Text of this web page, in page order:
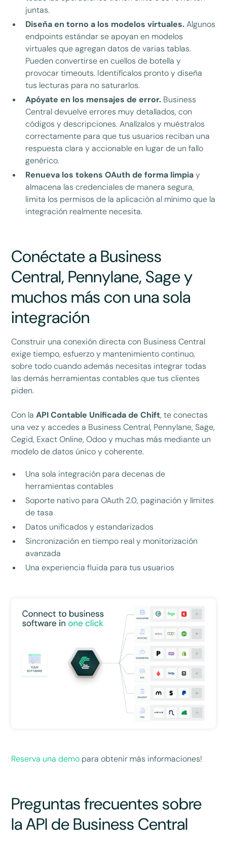
juntas.
Diseña en torno a los modelos virtuales.Algunos
endpoints estándar se apoyan en modelos
virtuales que agregan datos de varias tablas.
Pueden convertirse en cuellos de botella y
provocar timeouts. Identifícalos pronto y diseña
tus lecturas para no saturarlos.
Apóyate en los mensajes de error. Business
Central devuelve errores muy detallados, con
códigos y descripciones. Analízalos y muéstralos
correctamente para que tus usuarios reciban una
respuesta clara y accionable en lugar de un fallo
genérico.
Renueva los tokens OAuth de forma limpiay
almacena las credenciales de manera segura,
limita los permisos de la aplicación al mínimo que la
integración realmente necesita.
Conéctate a Business
Central, Pennylane, Sage y
muchos más con una sola
integración
Construir una conexión directa con Business Central
exige tiempo, esfuerzo y mantenimiento continuo,
sobre todo cuando además necesitas integrar todas
las demás herramientas contables que tus clientes
piden.
Con laAPI Contable Unificada de Chift, te conectas
una vez y accedes a Business Central, Pennylane, Sage,
Cegid, Exact Online, Odoo y muchas más mediante un
modelo de datos único y coherente.
Una sola integración para decenas de
herramientas contables
Soporte nativo para OAuth 2.0, paginación y límites
de tasa
Datos unificados y estandarizados
Sincronización en tiempo real y monitorización
avanzada
Una experiencia fluida para tus usuarios
Reserva una demo para obtenir más informaciones!
Preguntas frecuentes sobre
la API de Business Central